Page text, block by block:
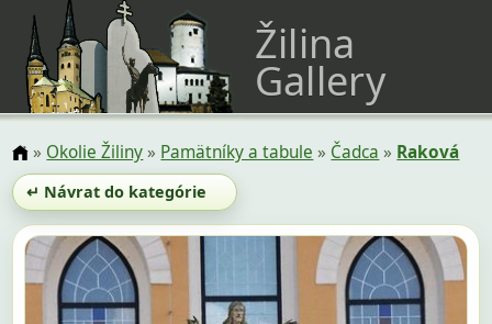
Žilina
Gallery
» Okolie Žiliny» Pamätníky a tabule » Čadca » Raková
↵ Návrat do kategórie